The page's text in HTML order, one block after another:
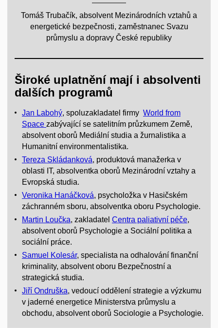
Tomáš Trubačík, absolvent Mezinárodních vztahů a
energetické bezpečnosti, zaměstnanec Svazu
průmyslu a dopravy České republiky
Široké uplatnění mají i absolventi
dalších programů
Jan Labohý, spoluzakladatel firmy World from
Space zabývající se satelitním průzkumem Země,
absolvent oborů Mediální studia a žurnalistika a
Humanitní environmentalistika.
Tereza Skládanková, produktová manažerka v
oblasti IT, absolventka oborů Mezinárodní vztahy a
Evropská studia.
Veronika Hanáčková, psycholožka v Hasičském
záchranném sboru, absolventka oboru Psychologie.
Martin Loučka, zakladatel Centra paliativní péče,
absolvent oborů Psychologie a Sociální politika a
sociální práce.
Samuel Kolesár, specialista na odhalování finanční
kriminality, absolvent oboru Bezpečnostní a
strategická studia.
Jiří Ondruška, vedoucí oddělení strategie a výzkumu
v jaderné energetice Ministerstva průmyslu a
obchodu, absolvent oborů Sociologie a Psychologie.